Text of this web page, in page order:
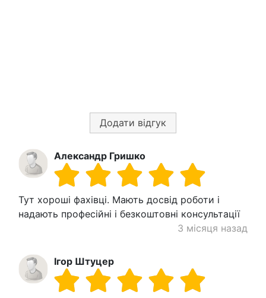
Додати відгук
Александр Гришко
Тут хороші фахівці. Мають досвід роботи і
надають професійні і безкоштовні консультації
3 місяця назад
Ігор Штуцер